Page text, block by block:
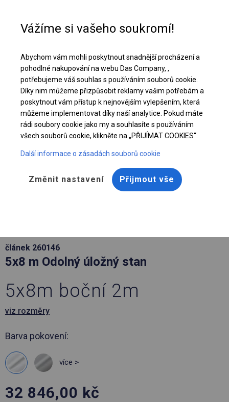
Stáhněte si nabídku PDF
článek 260146
5x8 m Odolný úložný stan
5x8m boční 2m
viz rozměry
Barva pokovení:
více >
32 846,00 kč
Vážíme si vašeho soukromí!
Abychom vám mohli poskytnout snadnější procházení a
pohodlné nakupování na webu Das Company, ,
potřebujeme váš souhlas s používáním souborů cookie.
Díky nim můžeme přizpůsobit reklamy vašim potřebám a
poskytnout vám přístup k nejnovějším vylepšením, která
můžeme implementovat díky naší analytice. Pokud máte
rádi soubory cookie jako my a souhlasíte s používáním
všech souborů cookie, klikněte na „PŘIJÍMAT COOKIES“.
Další informace o zásadách souborů cookie
Změnit nastavení Přijmout vše